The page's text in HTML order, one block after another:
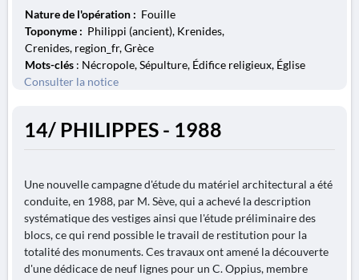
Nature de l'opération : Fouille
Toponyme : Philippi (ancient), Krenides,
Crenides, region_fr, Grèce
Mots-clés : Nécropole, Sépulture, Édifice religieux, Église
Consulter la notice
14/ PHILIPPES - 1988
Une nouvelle campagne d'étude du matériel architectural a été
conduite, en 1988, par M. Sève, qui a achevé la description
systématique des vestiges ainsi que l'étude préliminaire des
blocs, ce qui rend possible le travail de restitution pour la
totalité des monuments. Ces travaux ont amené la découverte
d'une dédicace de neuf lignes pour un C. Oppius, membre